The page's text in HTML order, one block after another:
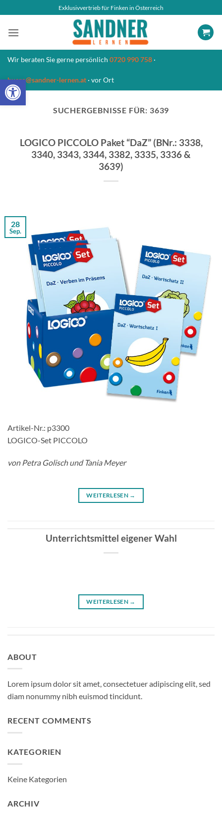
Open toolbar
Inhalt
springen
Exklusivvertrieb für Finken in Österreich
Wir beraten Sie gerne persönlich 0720 990 758 ·
buero@sandner-lernen.at · vor Ort
SUCHERGEBNISSE FÜR: 3639
LOGICO PICCOLO Paket “DaZ” (BNr.: 3338,
3340, 3343, 3344, 3382, 3335, 3336 &
3639)
28
Sep.
Artikel-Nr.: p3300
LOGICO-Set PICCOLO
von Petra Golisch und Tania Meyer
WEITERLESEN →
Unterrichtsmittel eigener Wahl
WEITERLESEN →
ABOUT
Lorem ipsum dolor sit amet, consectetuer adipiscing elit, sed
diam nonummy nibh euismod tincidunt.
RECENT COMMENTS
KATEGORIEN
Keine Kategorien
ARCHIV